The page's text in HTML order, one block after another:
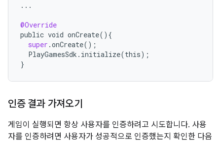
...
@Override
public void onCreate(){
super .onCreate();
PlayGamesSdk . initialize(this);
}
인증 결과 가져오기
게임이 실행되면 항상 사용자를 인증하려고 시도합니다. 사용
자를 인증하려면 사용자가 성공적으로 인증했는지 확인한 다음